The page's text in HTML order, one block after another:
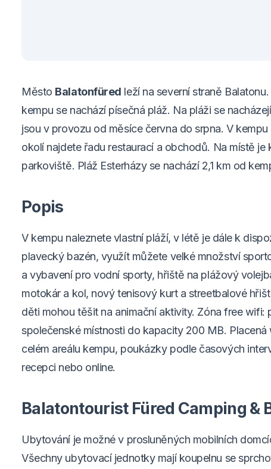
Město Balatonfüred leží na severní straně
kempu se nachází písečná pláž. Na pláži se
jsou v provozu od měsíce června do srpna. V
okolí najdete řadu restaurací a obchodů. Na místě je
parkoviště. Pláž Esterházy se nachází 2,1 km od
Popis
V kempu naleznete vlastní pláží, v létě je dále k
plavecký bazén, využít můžete velké množství
a vybavení pro vodní sporty, hřiště na plážový
motokár a kol, nový tenisový kurt a streetbalové
děti mohou těšit na animační aktivity. Zóna free wifi:
společenské místnosti do kapacity 200 MB.
celém areálu kempu, poukázky podle časových
recepci nebo online.
Balatontourist Füred Camping &
Ubytování je možné v prosluněných mobilních
Všechny ubytovací jednotky mají koupelnu se